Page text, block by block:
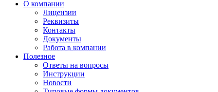
О компании
Лицензии
Реквизиты
Контакты
Документы
Работа в компании
Полезное
Ответы на вопросы
Инструкции
Новости